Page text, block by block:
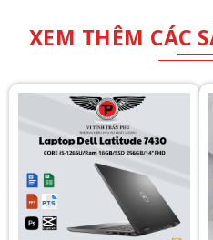
XEM THÊM CÁC